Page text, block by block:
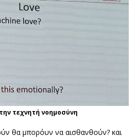
τεχνητή νοημοσύνη
θα μπορόυν να αισθανθούν? και